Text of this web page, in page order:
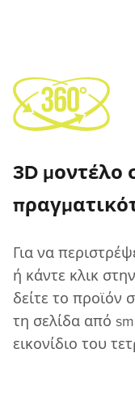
3D μοντέλο
Για να
ή κάντε κλικ
δείτε το προϊόν
τη σελίδα από
εικονίδιο του